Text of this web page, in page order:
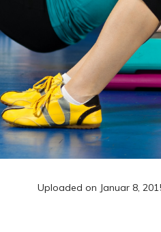
Uploaded on Januar 8,